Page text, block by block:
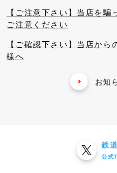
【ご注意下さい】当店を騙
ご注意ください
【ご確認下さい】当店から
様へ
お知
鉄
公式